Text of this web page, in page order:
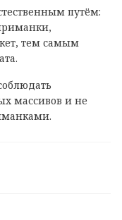
путём:
тем самым
массивов и не